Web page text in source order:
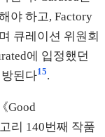
야 하고, Factory
큐레이션 위원회
에 입정했던
된다15.
Good
리 140번째 작품